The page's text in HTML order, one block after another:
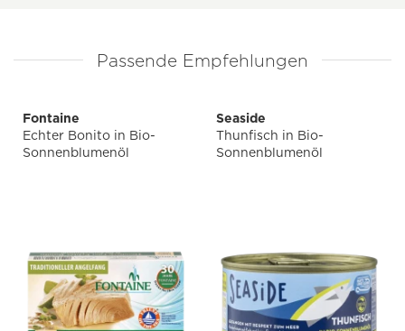
Passende Empfehlungen
Fontaine
Echter Bonito in Bio-
Sonnenblumenöl
Seaside
Thunfisch in Bio-
Sonnenblumenöl